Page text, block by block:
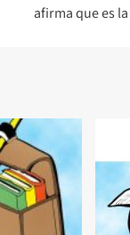
afirma que es